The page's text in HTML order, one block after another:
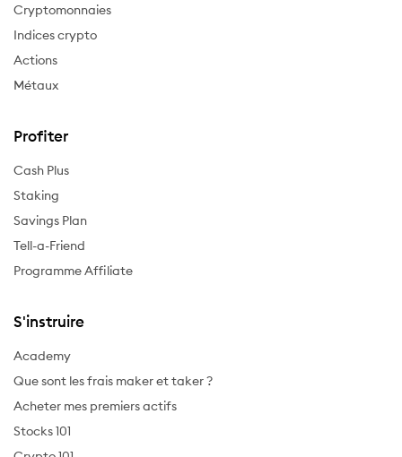
Cryptomonnaies
Indices crypto
Actions
Métaux
Profiter
Cash Plus
Staking
Savings Plan
Tell-a-Friend
Programme Affiliate
S'instruire
Academy
Que sont les frais maker et taker ?
Acheter mes premiers actifs
Stocks 101